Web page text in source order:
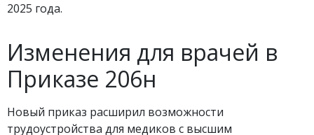
2025 года.
Изменения для врачей в
Приказе 206н
Новый приказ расширил возможности
трудоустройства для медиков с высшим